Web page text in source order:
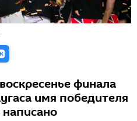
финала
имя победителя
написано